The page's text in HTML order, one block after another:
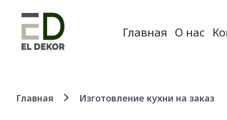
Главная О нас
Главная Изготовление кухни на заказ